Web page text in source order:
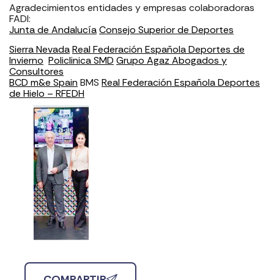
Agradecimientos entidades y empresas colaboradoras
FADI: ⁣⁣⁣⁣⁣⁣⁣⁣⁣⁣⁣⁣⁣⁣⁣⁣⁣⁣
Junta de AndalucíaConsejo Superior de Deportes
Sierra NevadaReal Federación Española Deportes de
Invierno Policlinica SMD Grupo Agaz Abogados y
Consultores
BCD m&e Spain BMS Real Federación Española Deportes
de Hielo – RFEDH